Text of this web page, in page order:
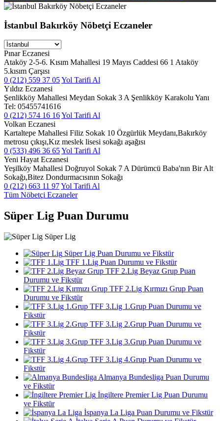
İstanbul Bakırköy Nöbetçi Eczaneler
Pınar Eczanesi
Ataköy 2-5-6. Kısım Mahallesi 19 Mayıs Caddesi 66 1 Ataköy
5.kısım Çarşısı
0 (212) 559 37 05Yol Tarifi Al
Yıldız Eczanesi
Şenlikköy Mahallesi Meydan Sokak 3 A Şenlikköy Karakolu Yanı
Tel: 05455741616
0 (212) 574 16 16Yol Tarifi Al
Volkan Eczanesi
Kartaltepe Mahallesi Filiz Sokak 10 Özgürlük Meydanı,Bakırköy
metrosu çıkışı,Kız meslek lisesi sokağı aşağısı
0 (533) 496 36 65Yol Tarifi Al
Yeni Hayat Eczanesi
Yeşilköy Mahallesi Doğruyol Sokak 7 A Dürümcü Baba'nın Bir Alt
Sokağı,Bitez Dondurmacısının Sokağı
0 (212) 663 11 97Yol Tarifi Al
Tüm Nöbetçi Eczaneler
Süper Lig Puan Durumu
Süper Lig
Süper Lig Puan Durumu ve Fikstür
TFF 1.Lig Puan Durumu ve Fikstür
TFF 2.Lig Beyaz Grup Puan
Durumu ve Fikstür
TFF 2.Lig Kırmızı Grup Puan
Durumu ve Fikstür
TFF 3.Lig 1.Grup Puan Durumu ve
Fikstür
TFF 3.Lig 2.Grup Puan Durumu ve
Fikstür
TFF 3.Lig 3.Grup Puan Durumu ve
Fikstür
TFF 3.Lig 4.Grup Puan Durumu ve
Fikstür
Almanya Bundesliga Puan Durumu
ve Fikstür
İngiltere Premier Lig Puan Durumu
ve Fikstür
İspanya La Liga Puan Durumu ve Fikstür